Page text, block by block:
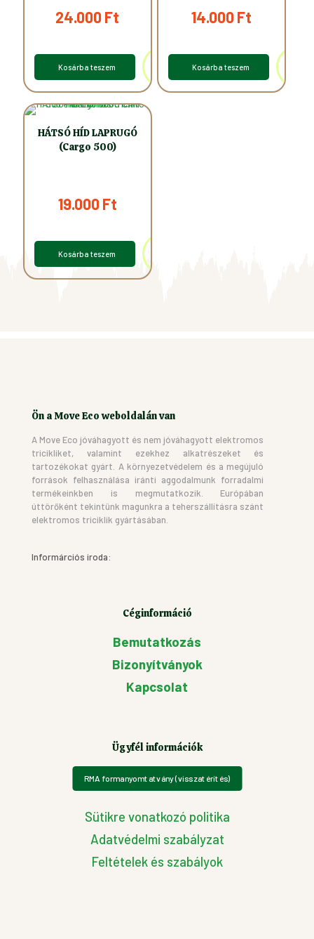
24.000Ft
Kosárba teszem
14.000Ft
Kosárba teszem
HÁTSÓ HÍD LAPRUGÓ
(Cargo 500)
19.000Ft
Kosárba teszem
Ön a Move Eco weboldalán van
A Move Eco jóváhagyott és nem jóváhagyott elektromos
tricikliket, valamint ezekhez alkatrészeket és
tartozékokat gyárt. A környezetvédelem és a megújuló
források felhasználása iránti aggodalmunk forradalmi
termékeinkben is megmutatkozik. Európában
úttörőként tekintünk magunkra a teherszállításra szánt
elektromos triciklik gyártásában.
Informárciós iroda:
Céginformáció
Bemutatkozás
Bizonyítványok
Kapcsolat
Ügyfél információk
RMA formanyomtatvány (visszatérítés)
Sütikre vonatkozó politika
Adatvédelmi szabályzat
Feltételek és szabályok